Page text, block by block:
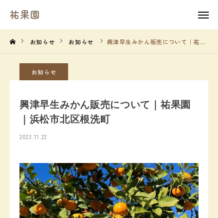
祐果園
お知らせ お知らせ 興津早生みかん販売について｜祐果園｜浜松市北区根洗町
お知らせ
興津早生みかん販売について｜祐果園
｜浜松市北区根洗町
2023.11.23
祐果園
instagram
HOME
祐果園の果物
農園の１年間
よくあるご質問
求人情報
農園情報